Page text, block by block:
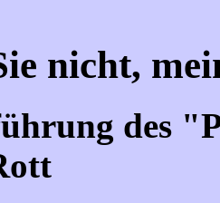
nicht,
des